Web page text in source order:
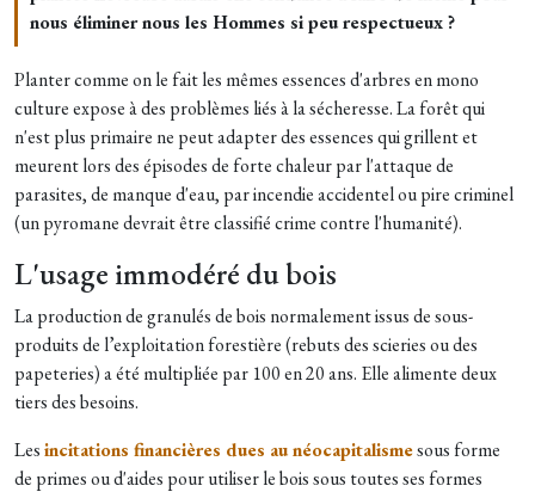
nous éliminer nous les Hommes si peu respectueux ?
Planter comme on le fait les mêmes essences d'arbres en mono
culture expose à des problèmes liés à la sécheresse. La forêt qui
n'est plus primaire ne peut adapter des essences qui grillent et
meurent lors des épisodes de forte chaleur par l'attaque de
parasites, de manque d'eau, par incendie accidentel ou pire criminel
(un pyromane devrait être classifié crime contre l'humanité).
L'usage immodéré du bois
La production de granulés de bois normalement issus de sous-
produits de l’exploitation forestière (rebuts des scieries ou des
papeteries) a été multipliée par 100 en 20 ans. Elle alimente deux
tiers des besoins.
Lesincitations financières dues au néocapitalismesous forme
de primes ou d'aides pour utiliser le bois sous toutes ses formes